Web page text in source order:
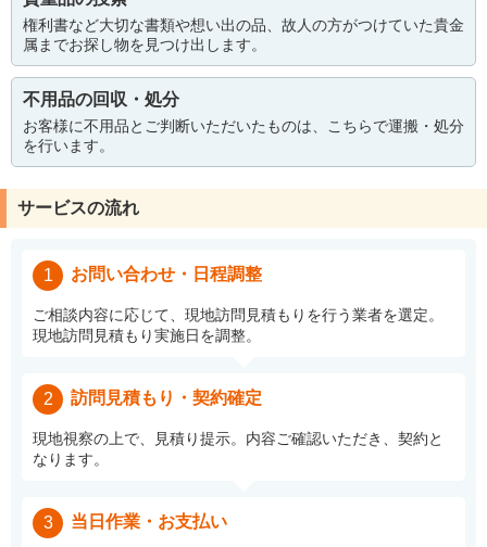
権利書など大切な書類や想い出の品、故人の方がつけていた貴金
属までお探し物を見つけ出します。
不用品の回収・処分
お客様に不用品とご判断いただいたものは、こちらで運搬・処分
を行います。
サービスの流れ
1 お問い合わせ・日程調整
ご相談内容に応じて、現地訪問見積もりを行う業者を選定。
現地訪問見積もり実施日を調整。
2 訪問見積もり・契約確定
現地視察の上で、見積り提示。内容ご確認いただき、契約と
なります。
3 当日作業・お支払い